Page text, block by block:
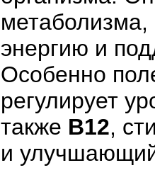
энергию и
Особенно
регулирует
также B12,
и